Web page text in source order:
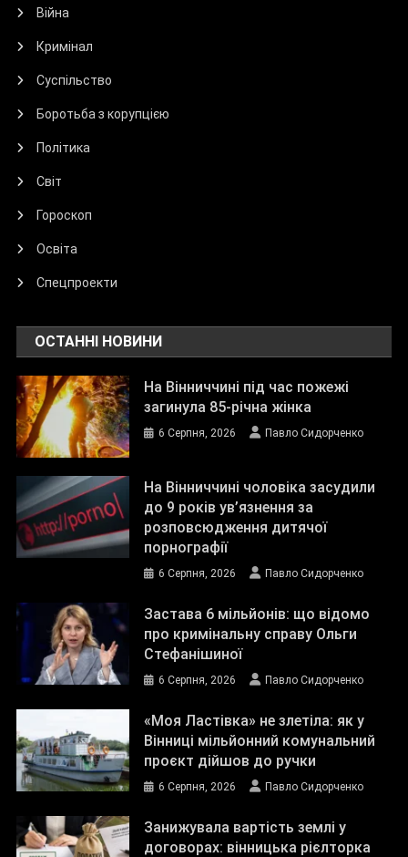
Війна
Кримінал
Суспільство
Боротьба з корупцією
Політика
Світ
Гороскоп
Освіта
Спецпроекти
ОСТАННІ НОВИНИ
На Вінниччині під час пожежі
загинула 85-річна жінка
6 Серпня, 2026 Павло Сидорченко
На Вінниччині чоловіка засудили
до 9 років ув’язнення за
розповсюдження дитячої
порнографії
6 Серпня, 2026 Павло Сидорченко
Застава 6 мільйонів: що відомо
про кримінальну справу Ольги
Стефанішиної
6 Серпня, 2026 Павло Сидорченко
«Моя Ластівка» не злетіла: як у
Вінниці мільйонний комунальний
проєкт дійшов до ручки
6 Серпня, 2026 Павло Сидорченко
Занижувала вартість землі у
договорах: вінницька рієлторка